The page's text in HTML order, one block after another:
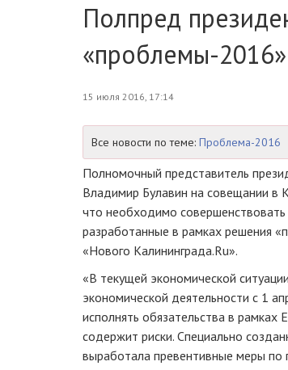
Полпред
«проблемы-
15 июля 2016, 17:14
Все новости по теме: Проблема-2016
Полномочный представитель
Владимир Булавин на совещании в
что необходимо
разработанные в рамках решения
«Нового Калининграда.Ru».
«В текущей экономической
экономической деятельности с 1
исполнять обязательства в рамках
содержит риски. Специально
выработала превентивные меры